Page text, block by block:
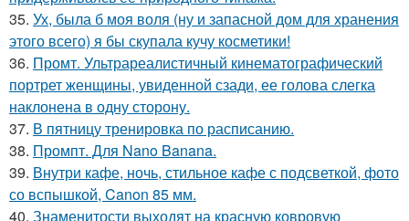
35. Ух, была б моя воля (ну и запасной дом для хранения
этого всего) я бы скупала кучу косметики!
36. Промт. Ультрареалистичный кинематографический
портрет женщины, увиденной сзади, ее голова слегка
наклонена в одну сторону.
37. В пятницу тренировка по расписанию.
38. Промпт. Для Nano Banana.
39. Внутри кафе, ночь, стильное кафе с подсветкой, фото
со вспышкой, Canon 85 мм.
40. Знаменитости выходят на красную ковровую